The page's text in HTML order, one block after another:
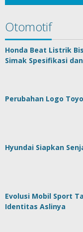
Otomotif
Honda Beat Listrik
Simak Spesifikasi
Perubahan Logo
Hyundai Siapkan
Evolusi Mobil Sport
Identitas Aslinya